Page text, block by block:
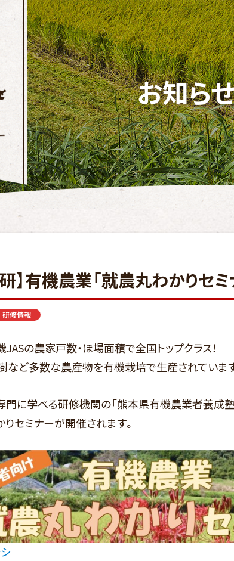
お知ら
】有機農業「就農丸わかりセ
の農家戸数・ほ場面積で全国トップクラス！
など多数な農産物を有機栽培で生産されていま
に学べる研修機関の「熊本県有機農業者養成
セミナーが開催されます。
研修情報